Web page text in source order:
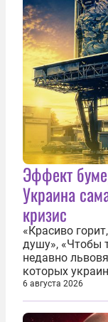
Эффект
Украина
кризис
«Красиво
душу», «Чтобы
недавно
которых
скором
играть
6 августа 2026